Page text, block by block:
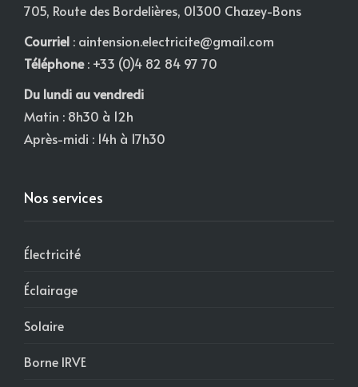
705, Route des Bordelières, 01300 Chazey-Bons
Courriel : aintension.electricite@gmail.com
Téléphone: +33 (0)4 82 84 97 70
Du lundi au vendredi
Matin : 8h30 à 12h
Après-midi : 14h à 17h30
Nos services
Électricité
Éclairage
Solaire
Borne IRVE